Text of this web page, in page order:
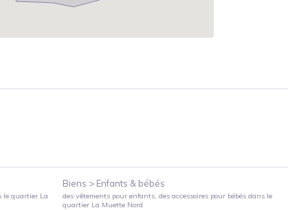
le quartier La
Biens > Enfants & bébés
des vêtements pour enfants, des accessoires pour bébésdans le
quartier La Muette Nord